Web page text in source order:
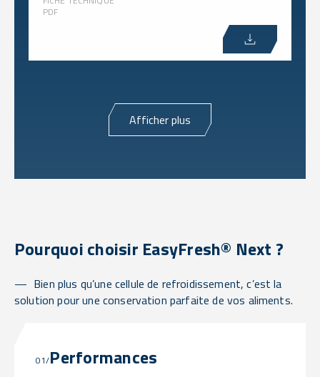
PDF
Afficher plus
Pourquoi choisir EasyFresh® Next ?
Bien plus qu’une cellule de refroidissement, c’est la
solution pour une conservation parfaite de vos aliments.
01/Performances